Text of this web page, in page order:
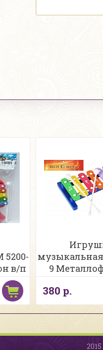
5200-
в/п
музыкальная
9
380 р.